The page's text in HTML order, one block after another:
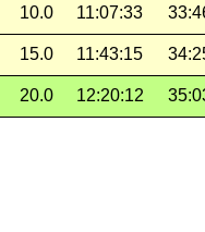
10.0 11:07:33
15.0 11:43:15
20.0 12:20:12